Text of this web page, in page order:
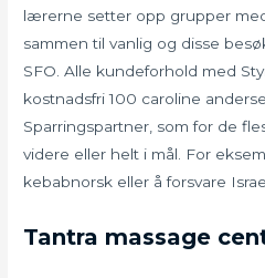
lærerne setter opp grupper
sammen til vanlig og disse
SFO. Alle kundeforhold med
kostnadsfri 100 caroline
Sparringspartner, som for de
videre eller helt i mål. For
kebabnorsk eller å forsvare
Tantra massage